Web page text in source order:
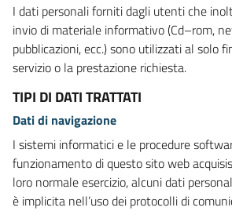
I dati personali forniti dagli utenti che
invio di materiale informativo (Cd–rom,
pubblicazioni, ecc.) sono utilizzati al solo
servizio o la prestazione richiesta.
TIPI DI DATI TRATTATI
Dati di navigazione
I sistemi informatici e le procedure
funzionamento di questo sito web
loro normale esercizio, alcuni dati
è implicita nell’uso dei protocolli di